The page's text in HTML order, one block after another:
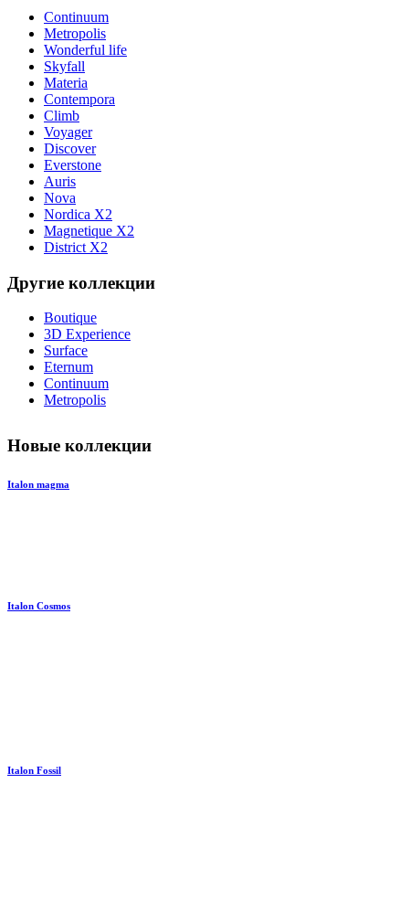
Continuum
Metropolis
Wonderful life
Skyfall
Materia
Contempora
Climb
Voyager
Discover
Everstone
Auris
Nova
Nordica X2
Magnetique X2
District X2
Другие коллекции
Boutique
3D Experience
Surface
Eternum
Continuum
Metropolis
Новые коллекции
Italon magma
Italon Cosmos
Italon Fossil